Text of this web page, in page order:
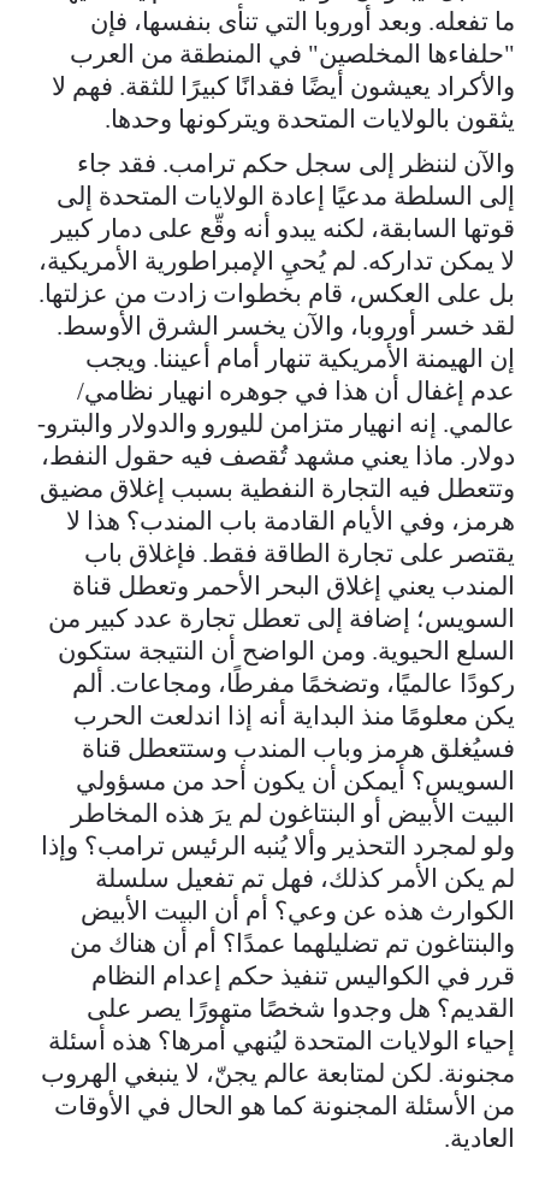
ما تفعله. وبعد أوروبا التي تنأى بنفسها، فإن
"حلفاءها المخلصين" في المنطقة من العرب
والأكراد يعيشون أيضًا فقدانًا كبيرًا للثقة. فهم لا
يثقون بالولايات المتحدة ويتركونها وحدها.
والآن لننظر إلى سجل حكم ترامب. فقد جاء
إلى السلطة مدعيًا إعادة الولايات المتحدة إلى
قوتها السابقة، لكنه يبدو أنه وقّع على دمار كبير
لا يمكن تداركه. لم يُحيِ الإمبراطورية الأمريكية،
بل على العكس، قام بخطوات زادت من عزلتها.
لقد خسر أوروبا، والآن يخسر الشرق الأوسط.
إن الهيمنة الأمريكية تنهار أمام أعيننا. ويجب
عدم إغفال أن هذا في جوهره انهيار نظامي/
عالمي. إنه انهيار متزامن لليورو والدولار والبترو-
دولار. ماذا يعني مشهد تُقصف فيه حقول النفط،
وتتعطل فيه التجارة النفطية بسبب إغلاق مضيق
هرمز، وفي الأيام القادمة باب المندب؟ هذا لا
يقتصر على تجارة الطاقة فقط. فإغلاق باب
المندب يعني إغلاق البحر الأحمر وتعطل قناة
السويس؛ إضافة إلى تعطل تجارة عدد كبير من
السلع الحيوية. ومن الواضح أن النتيجة ستكون
ركودًا عالميًا، وتضخمًا مفرطًا، ومجاعات. ألم
يكن معلومًا منذ البداية أنه إذا اندلعت الحرب
فسيُغلق هرمز وباب المندب وستتعطل قناة
السويس؟ أيمكن أن يكون أحد من مسؤولي
البيت الأبيض أو البنتاغون لم يرَ هذه المخاطر
ولو لمجرد التحذير وألا يُنبه الرئيس ترامب؟ وإذا
لم يكن الأمر كذلك، فهل تم تفعيل سلسلة
الكوارث هذه عن وعي؟ أم أن البيت الأبيض
والبنتاغون تم تضليلهما عمدًا؟ أم أن هناك من
قرر في الكواليس تنفيذ حكم إعدام النظام
القديم؟ هل وجدوا شخصًا متهورًا يصر على
إحياء الولايات المتحدة ليُنهي أمرها؟ هذه أسئلة
مجنونة. لكن لمتابعة عالم يجنّ، لا ينبغي الهروب
من الأسئلة المجنونة كما هو الحال في الأوقات
العادية.